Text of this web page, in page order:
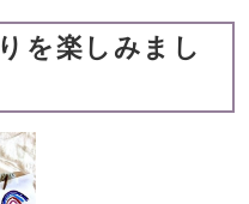
を楽しみまし